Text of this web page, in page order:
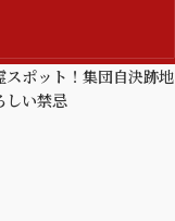
スポット！集団自決跡地
しい禁忌